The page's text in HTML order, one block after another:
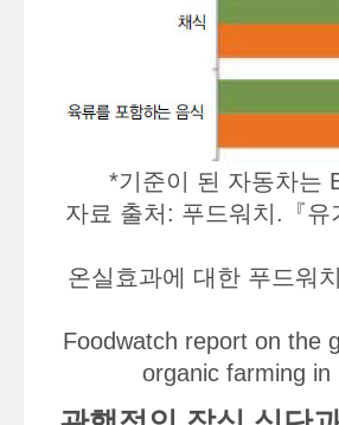
*기준이 된 자동차는
자료 출처: 푸드워치.『
온실효과에 대한 푸드워
Foodwatch report on the
organic farming